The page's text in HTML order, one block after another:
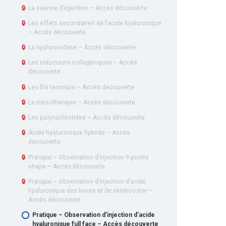
🔒 La séance d’injection – Accès découverte
🔒 Les effets secondaires de l’acide hyaluronique
– Accès découverte
🔒 La hyaluronidase – Accès découverte
🔒 Les inducteurs collagéniques – Accès
découverte
🔒 Les fils tenseurs – Accès découverte
🔒 La mesotherapie – Accès découverte
🔒 Les polynucléotides – Accès découverte
🔒 Acide hyaluronique hybride – Accès
découverte
🔒 Pratique – Observation d’injection 9 points
shape – Accès découverte
🔒 Pratique – Observation d’injection d’acide
hyaluronique des levres et de skinbooster –
Accès découverte
Pratique – Observation d’injection d’acide
hyaluronique full face – Accès découverte